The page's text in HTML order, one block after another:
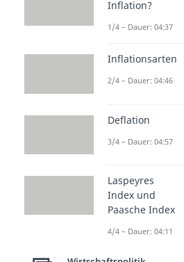
Es gibt
stabilen
Inflation hat
Möglichkeit,
Ausgaben zu
Leitzins zu
stabile Preise
Inflation sinkt.
Jedoch
Maßnahmen
denn sie
Inflation?
1/4 – Dauer: 04:37
Inflationsarten
2/4 – Dauer: 04:46
Deflation
3/4 – Dauer: 04:57
Laspeyres
Index und
Paasche Index
4/4 – Dauer: 04:11